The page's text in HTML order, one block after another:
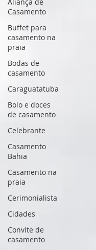
Casamento
Buffet para
casamento na
praia
Bodas de
casamento
Caraguatatuba
Bolo e doces
de casamento
Celebrante
Casamento
Bahia
Casamento na
praia
Cerimonialista
Cidades
Convite de
casamento